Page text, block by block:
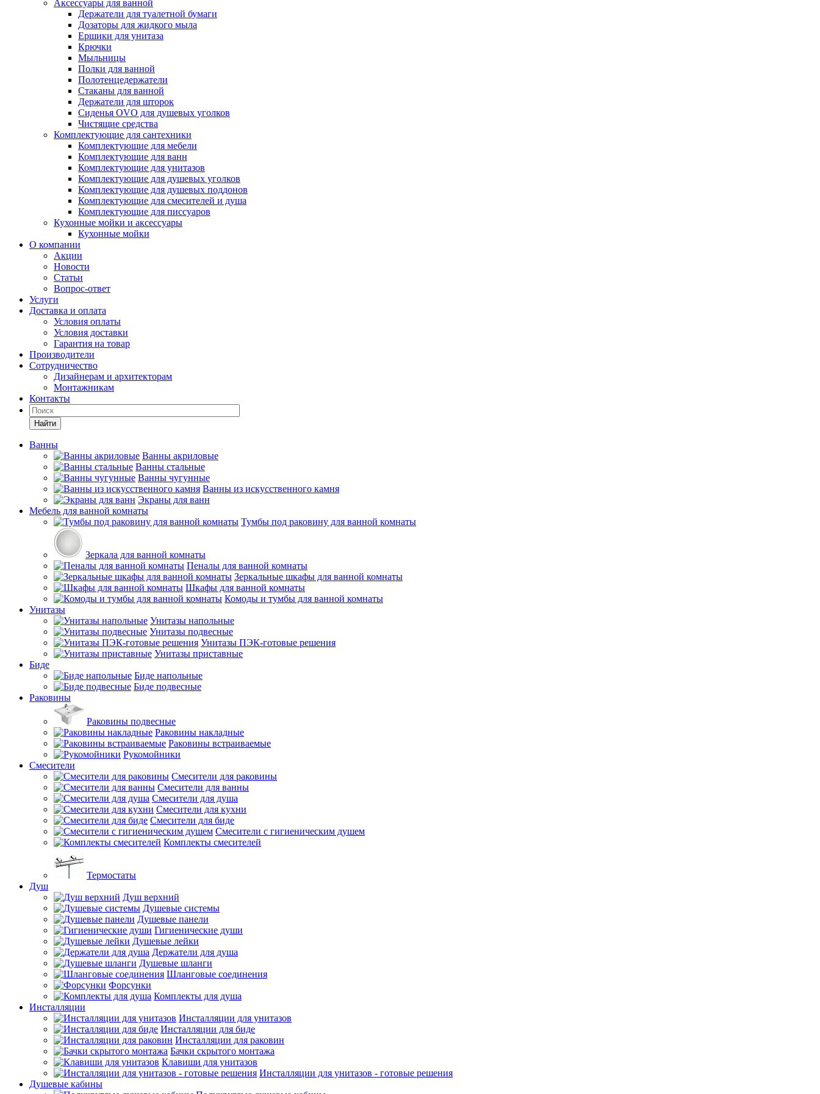
Аксессуары для ванной
Держатели для туалетной бумаги
Дозаторы для жидкого мыла
Ершики для унитаза
Крючки
Мыльницы
Полки для ванной
Полотенцедержатели
Стаканы для ванной
Держатели для шторок
Сиденья OVO для душевых уголков
Чистящие средства
Комплектующие для сантехники
Комплектующие для мебели
Комплектующие для ванн
Комплектующие для унитазов
Комплектующие для душевых уголков
Комплектующие для душевых поддонов
Комплектующие для смесителей и душа
Комплектующие для писсуаров
Кухонные мойки и аксессуары
Кухонные мойки
О компании
Акции
Новости
Статьи
Вопрос-ответ
Услуги
Доставка и оплата
Условия оплаты
Условия доставки
Гарантия на товар
Производители
Сотрудничество
Дизайнерам и архитекторам
Монтажникам
Контакты
Найти
Ванны
Ванны акриловые
Ванны стальные
Ванны чугунные
Ванны из искусственного камня
Экраны для ванн
Мебель для ванной комнаты
Тумбы под раковину для ванной комнаты
Зеркала для ванной комнаты
Пеналы для ванной комнаты
Зеркальные шкафы для ванной комнаты
Шкафы для ванной комнаты
Комоды и тумбы для ванной комнаты
Унитазы
Унитазы напольные
Унитазы подвесные
Унитазы ПЭК-готовые решения
Унитазы приставные
Биде
Биде напольные
Биде подвесные
Раковины
Раковины подвесные
Раковины накладные
Раковины встраиваемые
Рукомойники
Смесители
Смесители для раковины
Смесители для ванны
Смесители для душа
Смесители для кухни
Смесители для биде
Смесители с гигиеническим душем
Комплекты смесителей
Термостаты
Душ
Душ верхний
Душевые системы
Душевые панели
Гигиенические души
Душевые лейки
Держатели для душа
Душевые шланги
Шланговые соединения
Форсунки
Комплекты для душа
Инсталляции
Инсталляции для унитазов
Инсталляции для биде
Инсталляции для раковин
Бачки скрытого монтажа
Клавиши для унитазов
Инсталляции для унитазов - готовые решения
Душевые кабины